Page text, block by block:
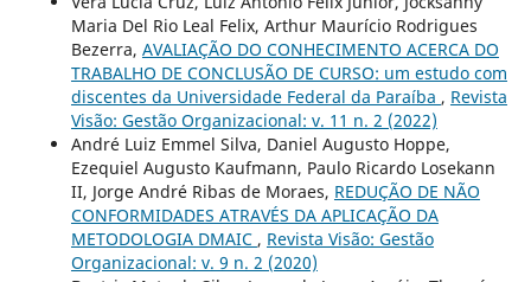
Maria Del Rio Leal Felix, Arthur Maurício Rodrigues
Bezerra, AVALIAÇÃO DO CONHECIMENTO ACERCA DO
TRABALHO DE CONCLUSÃO DE CURSO: um estudo com
discentes da Universidade Federal da Paraíba , Revista
Visão: Gestão Organizacional: v. 11 n. 2 (2022)
André Luiz Emmel Silva, Daniel Augusto Hoppe,
Ezequiel Augusto Kaufmann, Paulo Ricardo Losekann
II, Jorge André Ribas de Moraes, REDUÇÃO DE NÃO
CONFORMIDADES ATRAVÉS DA APLICAÇÃO DA
METODOLOGIA DMAIC , Revista Visão: Gestão
Organizacional: v. 9 n. 2 (2020)